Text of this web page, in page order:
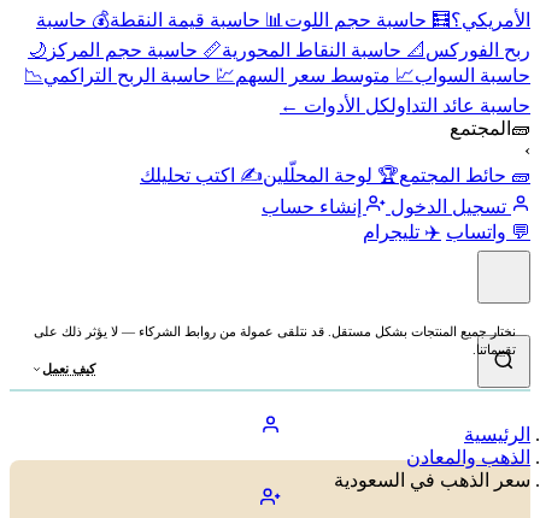
الأمريكي؟🧮 حاسبة حجم اللوت 📊 حاسبة قيمة النقطة💰 حاسبة
ربح الفوركس 📐 حاسبة النقاط المحورية📏 حاسبة حجم المركز 🌙
حاسبة السواب📈 متوسط سعر السهم💹 حاسبة الربح التراكمي📉
حاسبة عائد التداولكل الأدوات ←
🧱 المجتمع
›
🧱 حائط المجتمع🏆 لوحة المحلّلين✍️ اكتب تحليلك
تسجيل الدخول
إنشاء حساب
💬 واتساب ✈️ تليجرام
نختار جميع المنتجات بشكل مستقل. قد نتلقى عمولة من روابط الشركاء — لا يؤثر ذلك على
تقييماتنا.
كيف نعمل
الرئيسية
الذهب والمعادن
سعر الذهب في السعودية